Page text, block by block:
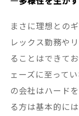
まさに理想との
レックス勤務や
ることはできて
ェーズに至って
の会社はハード
る方は基本的に